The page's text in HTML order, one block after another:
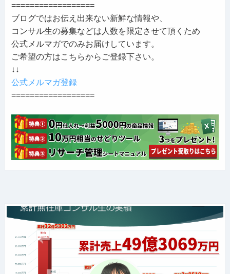
==================
ブログではお伝え出来ない新鮮な情報や、
コンサル生の募集などは人数を限定させて頂くため
公式メルマガでのみお届けしています。
ご希望の方はこちらからご登録下さい。
↓↓
公式メルマガ登録
==================